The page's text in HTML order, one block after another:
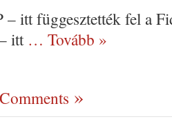
itt függesztették fel a
itt … Tovább »